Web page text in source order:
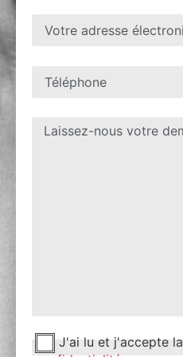
J'ai lu et j'accepte la